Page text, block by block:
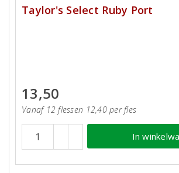
Taylor's Select Ruby Port
13,50
Vanaf 12 flessen 12,40 per fles
In